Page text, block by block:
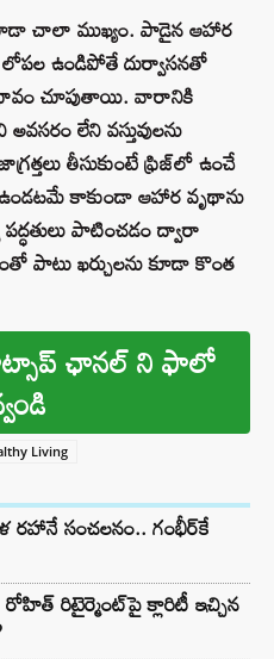
చాలా ముఖ్యం. పాడైన ఆహార
ఉండిపోతే దుర్వాసనతో
చూపుతాయి. వారానికి
లేని వస్తువులను
తీసుకుంటే ఫ్రిజ్‌లో ఉంచే
కాకుండా ఆహార వృథాను
పద్ధతులు పాటించడం ద్వారా
పాటు ఖర్చులను కూడా కొంత
ఛానల్ ని ఫాలో
Living
రహానే సంచలనం.. గంభీర్‌కే
రోహిత్ రిటైర్మెంట్‌పై క్లారిటీ ఇచ్చిన